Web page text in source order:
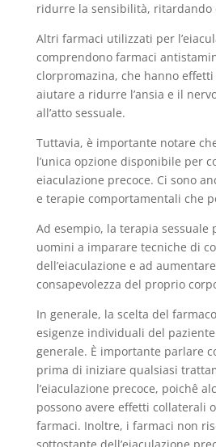
ridurre la sensibilità, ritardando
Altri farmaci utilizzati per
comprendono farmaci
clorpromazina, che hanno
aiutare a ridurre l’ansia e il
all’atto sessuale.
Tuttavia, è importante notare
l’unica opzione disponibile per
eiaculazione precoce. Ci sono
e terapie comportamentali che
Ad esempio, la terapia sessuale
uomini a imparare tecniche di
dell’eiaculazione e ad
consapevolezza del proprio
In generale, la scelta del
esigenze individuali del
generale. È importante parlare
prima di iniziare qualsiasi
l’eiaculazione precoce, poichê
possono avere effetti collaterali
farmaci. Inoltre, i farmaci non